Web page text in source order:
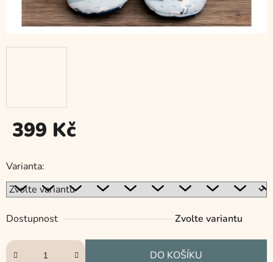
399 Kč
cena:
Varianta:
Dostupnost Zvolte variantu
DO KOŠÍKU